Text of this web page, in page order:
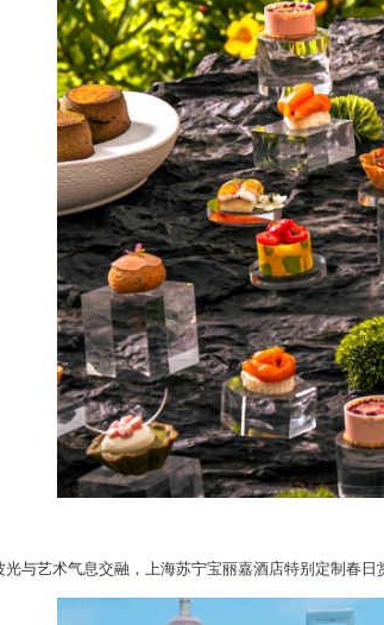
与艺术气息交融，上海苏宁宝丽嘉酒店特别定制春日